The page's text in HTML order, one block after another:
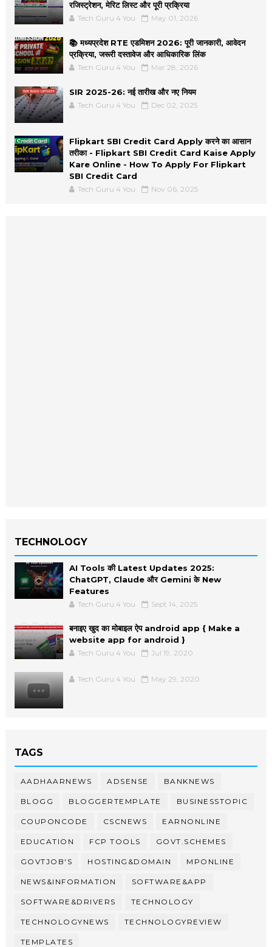
रजिस्ट्रेशन, मेरिट लिस्ट और पूरी प्रक्रिया
Tech Guru 4 You May 01, 2026
📚 मध्यप्रदेश RTE एडमिशन 2026: पूरी जानकारी, आवेदन
प्रक्रिया, जरूरी दस्तावेज और आधिकारिक लिंक
Tech Guru 4 You Mar 28, 2026
SIR 2025-26: नई तारीख और नए नियम
Tech Guru 4 You Dec 02, 2025
Flipkart SBI Credit Card Apply करने का आसान
तरीका - Flipkart SBI Credit Card Kaise Apply
Kare Online - How To Apply For Flipkart
SBI Credit Card
Tech Guru 4 You Nov 06, 2025
TECHNOLOGY
AI Tools की Latest Updates 2025:
ChatGPT, Claude और Gemini के New
Features
Tech Guru 4 You Sept 14, 2025
बनाइए खुद का मोबाइल ऐप android app { Make a
website app for android }
Tech Guru 4 You Jul 19, 2020
Tech Guru 4 You May 29, 2020
TAGS
AADHAARNEWS ADSENSE BANKNEWS
BLOGG BLOGGERTEMPLATE BUSINESSTOPIC
COUPONCODE CSCNEWS EARNONLINE
EDUCATION FCP TOOLS GOVT.SCHEMES
GOVTJOB'S HOSTING&DOMAIN MPONLINE
NEWS&INFORMATION SOFTWARE&APP
SOFTWARE&DRIVERS TECHNOLOGY
TECHNOLOGYNEWS TECHNOLOGYREVIEW
TEMPLATES